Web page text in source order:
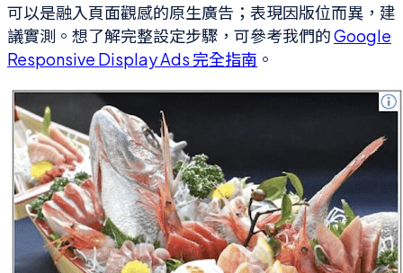
可以是融入頁面觀感的原生廣告；表現因版位而異，建
議實測。想了解完整設定步驟，可參考我們的Google
Responsive Display Ads 完全指南 。